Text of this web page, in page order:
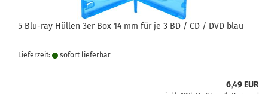
5 Blu-ray Hüllen 3er Box 14 mm für je 3 BD / CD / DVD blau
Lieferzeit: sofort lie­fer­bar
6,49 EUR